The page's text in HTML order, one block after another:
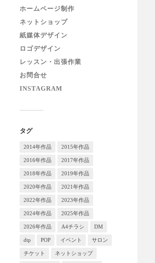
ホームページ制作
ネットショップ
紙媒体デザイン
ロゴデザイン
レッスン・出張作業
お問合せ
INSTAGRAM
タグ
2014年作品 2015年作品
2016年作品 2017年作品
2018年作品 2019年作品
2020年作品 2021年作品
2022年作品 2023年作品
2024年作品 2025年作品
2026年作品 A4チラシ DM
dtp POP イベント サロン
チケット ネットショップ